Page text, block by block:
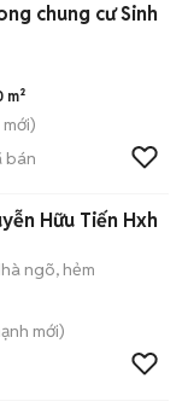
chung cư Sinh
m²
mới)
bán
Hữu Tiến Hxh
ngõ, hẻm
mới)